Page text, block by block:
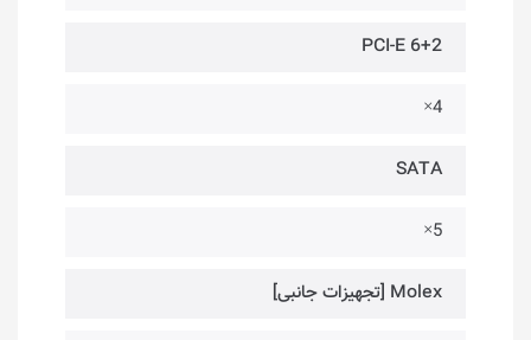
PCI-E 6+2
4×
SATA
5×
Molex [تجهیزات جانبی]